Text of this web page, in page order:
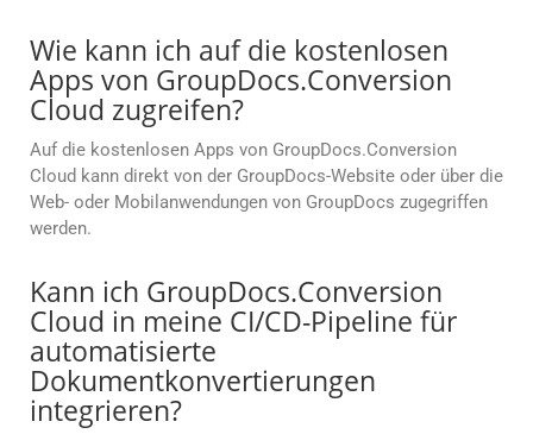
Wie kann ich auf die kostenlosen
Apps von GroupDocs.Conversion
Cloud zugreifen?
Auf die kostenlosen Apps von GroupDocs.Conversion
Cloud kann direkt von der GroupDocs-Website oder über die
Web- oder Mobilanwendungen von GroupDocs zugegriffen
werden.
Kann ich GroupDocs.Conversion
Cloud in meine CI/CD-Pipeline für
automatisierte
Dokumentkonvertierungen
integrieren?